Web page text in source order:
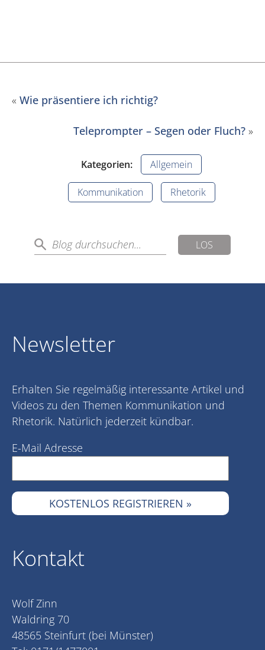
« Wie präsentiere ich richtig?
Teleprompter – Segen oder Fluch? »
Kategorien: Allgemein
Kommunikation Rhetorik
LOS
Newsletter
Erhalten Sie regelmäßig interessante Artikel und
Videos zu den Themen Kommunikation und
Rhetorik. Natürlich jederzeit kündbar.
E-Mail Adresse
Kontakt
Wolf Zinn
Waldring 70
48565 Steinfurt (bei Münster)